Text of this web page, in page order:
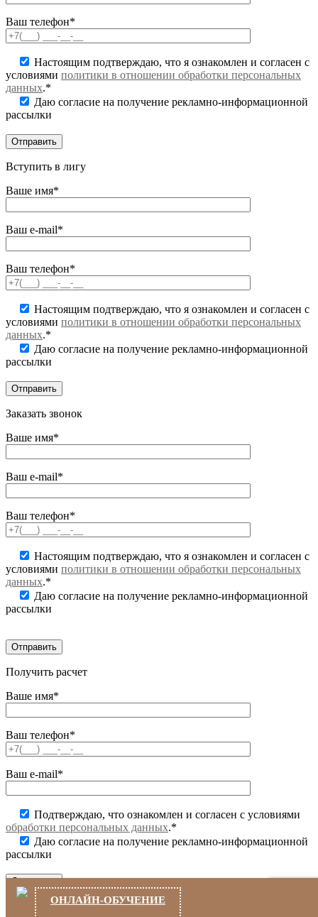
Ваш телефон*
Настоящим подтверждаю, что я ознакомлен и согласен с
условиями политики в отношении обработки персональных
данных.*
Даю согласие на получение рекламно-информационной
рассылки
Вступить в лигу
Ваше имя*
Ваш e-mail*
Ваш телефон*
Настоящим подтверждаю, что я ознакомлен и согласен с
условиями политики в отношении обработки персональных
данных.*
Даю согласие на получение рекламно-информационной
рассылки
Заказать звонок
Ваше имя*
Ваш e-mail*
Ваш телефон*
Настоящим подтверждаю, что я ознакомлен и согласен с
условиями политики в отношении обработки персональных
данных.*
Даю согласие на получение рекламно-информационной
рассылки
Получить расчет
Ваше имя*
Ваш телефон*
Ваш e-mail*
Подтверждаю, что ознакомлен и согласен с условиями
обработки персональных данных.*
Даю согласие на получение рекламно-информационной
рассылки
Заказать
ОНЛАЙН-ОБУЧЕНИЕ